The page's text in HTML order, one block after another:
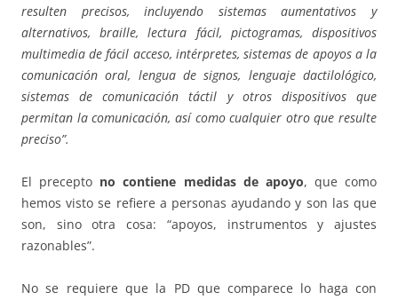
resulten precisos, incluyendo sistemas aumentativos y
alternativos, braille, lectura fácil, pictogramas, dispositivos
multimedia de fácil acceso, intérpretes, sistemas de apoyos a la
comunicación oral, lengua de signos, lenguaje dactilológico,
sistemas de comunicación táctil y otros dispositivos que
permitan la comunicación, así como cualquier otro que resulte
preciso”.
El precepto no contiene medidas de apoyo, que como
hemos visto se refiere a personas ayudando y son las que
son, sino otra cosa: “apoyos, instrumentos y ajustes
razonables”.
No se requiere que la PD que comparece lo haga con